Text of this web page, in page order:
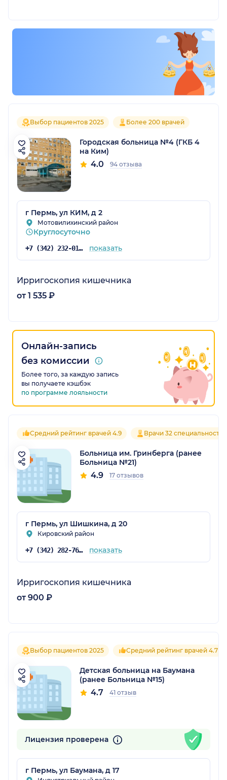
Выбор пациентов 2025 Более 200 врачей
Городская больница №4 (ГКБ 4
на Ким)
4.0 94 отзыва
г Пермь, ул КИМ, д 2
Мотовилихинский район
Круглосуточно
+7 (342) 232-01-33 показать
Ирригоскопия кишечника
от 1 535 ₽
Онлайн-запись
без комиссии
Более того, за каждую запись
вы получаете кэшбэк
по программе лояльности
Средний рейтинг врачей 4.9 Врачи 32 специальностей
Больница им. Гринберга (ранее
Больница №21)
4.9 17 отзывов
г Пермь, ул Шишкина, д 20
Кировский район
+7 (342) 282-76-61 показать
Ирригоскопия кишечника
от 900 ₽
Выбор пациентов 2025 Средний рейтинг врачей 4.7
Детская больница на Баумана
(ранее Больница №15)
4.7 41 отзыв
Лицензия проверена
г Пермь, ул Баумана, д 17